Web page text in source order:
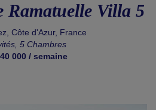
Ramatuelle Villa 5
Côte d'Azur, France
5 Chambres
000 / semaine